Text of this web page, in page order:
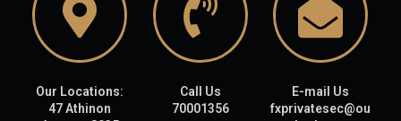
Our Locations:
47 Athinon
Call Us
70001356
E-mail Us
fxprivatesec@ou